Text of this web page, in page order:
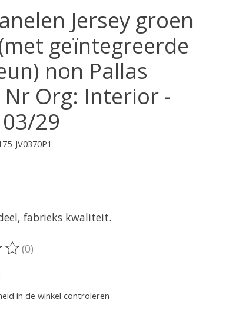
Jersey groen
geïntegreerde
non Pallas
Org: Interior -
29
JV0370P1
fabrieks kwaliteit.
van dit product is
(0)
in de winkel controleren